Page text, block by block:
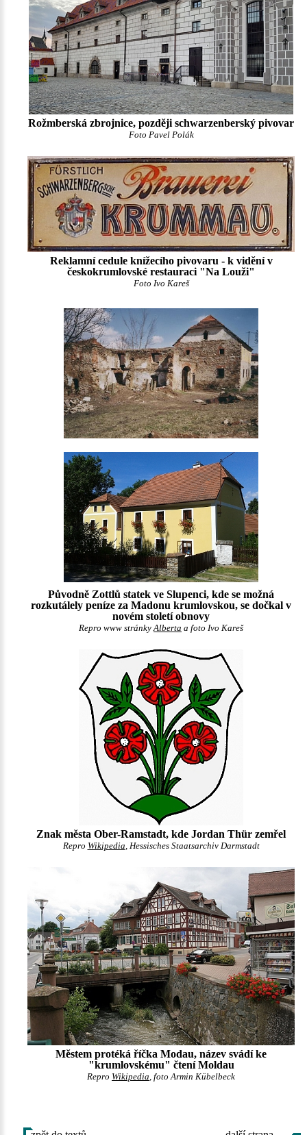
Rožmberská zbrojnice, později schwarzenberský pivovar
Foto Pavel Polák
Reklamní cedule knížecího pivovaru - k vidění v
českokrumlovské restauraci "Na Louži"
Foto Ivo Kareš
Původně Zottlů statek ve Slupenci, kde se možná
rozkutálely peníze za Madonu krumlovskou, se dočkal v
novém století obnovy
Repro www stránkyAlberta a foto Ivo Kareš
Znak města Ober-Ramstadt, kde Jordan Thür zemřel
Repro Wikipedia, Hessisches Staatsarchiv Darmstadt
Městem protéká říčka Modau, název svádí ke
"krumlovskému" čtení Moldau
Repro Wikipedia, foto Armin Kübelbeck